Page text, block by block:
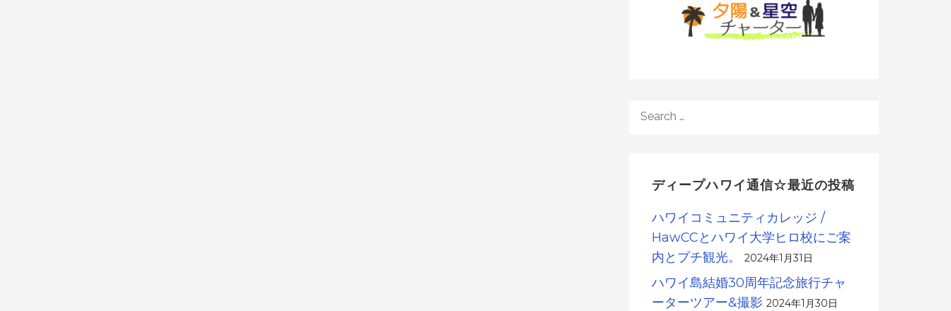
FOR:
ディープハワイ通信☆最近の投稿
ハワイコミュニティカレッジ /
HawCCとハワイ大学ヒロ校にご案
内とプチ観光。
2024年1月31日
ハワイ島結婚30周年記念旅行チャ
ーターツアー&撮影 2024年1月30日